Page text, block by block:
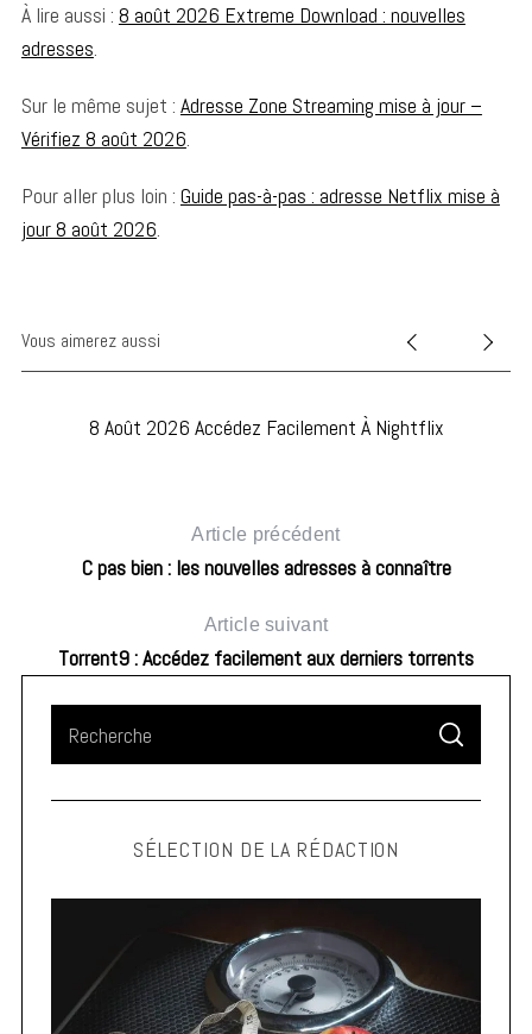
À lire aussi : 8 août 2026 Extreme Download : nouvelles
adresses.
Sur le même sujet : Adresse Zone Streaming mise à jour –
Vérifiez 8 août 2026.
Pour aller plus loin : Guide pas-à-pas : adresse Netflix mise à
jour 8 août 2026.
Vous aimerez aussi
8 Août 2026 Accédez Facilement À Nightflix
Article précédent
C pas bien : les nouvelles adresses à connaître
Article suivant
Torrent9 : Accédez facilement aux derniers torrents
S
A
C
SÉLECTION DE LA RÉDACTION